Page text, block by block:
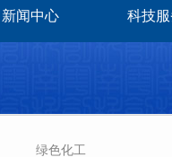
新闻中心 科技
绿色化工